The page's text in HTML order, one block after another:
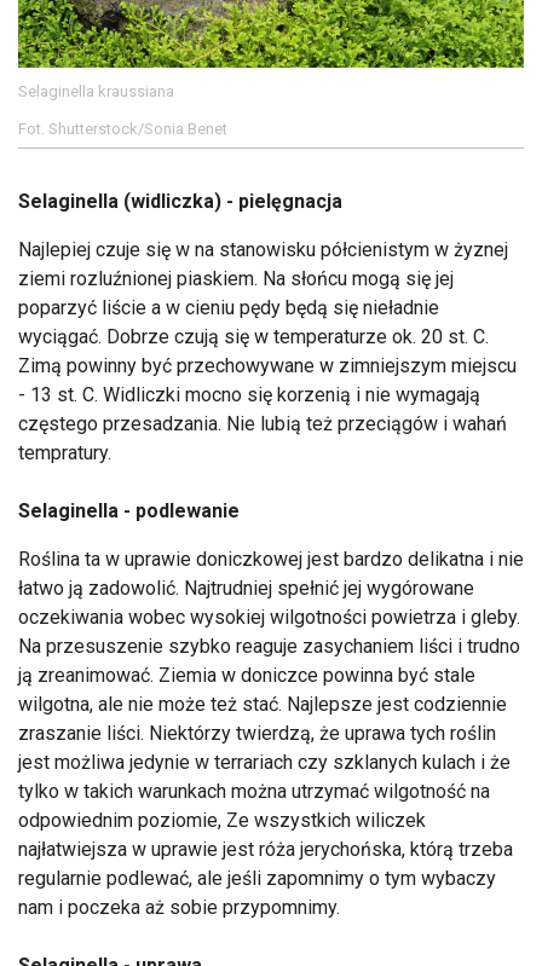
Selaginella kraussiana
Fot. Shutterstock/Sonia Benet
Selaginella (widliczka) - pielęgnacja
Najlepiej czuje się w na stanowisku półcienistym w żyznej
ziemi rozluźnionej piaskiem. Na słońcu mogą się jej
poparzyć liście a w cieniu pędy będą się nieładnie
wyciągać. Dobrze czują się w temperaturze ok. 20 st. C.
Zimą powinny być przechowywane w zimniejszym miejscu
- 13 st. C. Widliczki mocno się korzenią i nie wymagają
częstego przesadzania. Nie lubią też przeciągów i wahań
tempratury.
Selaginella - podlewanie
Roślina ta w uprawie doniczkowej jest bardzo delikatna i nie
łatwo ją zadowolić. Najtrudniej spełnić jej wygórowane
oczekiwania wobec wysokiej wilgotności powietrza i gleby.
Na przesuszenie szybko reaguje zasychaniem liści i trudno
ją zreanimować. Ziemia w doniczce powinna być stale
wilgotna, ale nie może też stać. Najlepsze jest codziennie
zraszanie liści. Niektórzy twierdzą, że uprawa tych roślin
jest możliwa jedynie w terrariach czy szklanych kulach i że
tylko w takich warunkach można utrzymać wilgotność na
odpowiednim poziomie, Ze wszystkich wiliczek
najłatwiejsza w uprawie jest róża jerychońska, którą trzeba
regularnie podlewać, ale jeśli zapomnimy o tym wybaczy
nam i poczeka aż sobie przypomnimy.